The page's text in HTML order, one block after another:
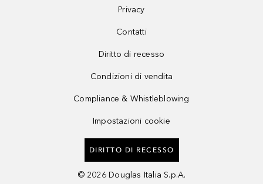
Privacy
Contatti
Diritto di recesso
Condizioni di vendita
Compliance & Whistleblowing
Impostazioni cookie
DIRITTO DI RECESSO
© 2026 Douglas Italia S.p.A.